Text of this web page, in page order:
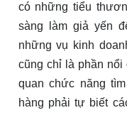
có những tiểu
sàng làm giả yến
những vụ kinh
cũng chỉ là phần
quan chức năng
hàng phải tự biết